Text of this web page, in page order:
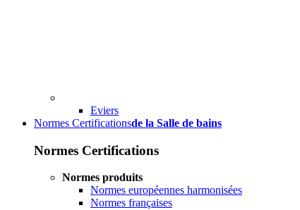
Eviers
Normes Certificationsde la Salle de bains
Normes Certifications
Normes produits
Normes européennes harmonisées
Normes françaises